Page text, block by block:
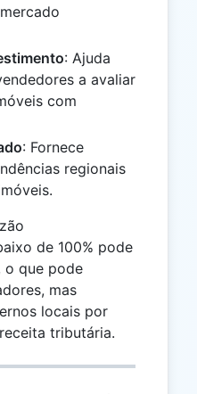
: Ajuda
a avaliar
com
: Fornece
regionais
de 100% pode
o que pode
mas
locais por
tributária.